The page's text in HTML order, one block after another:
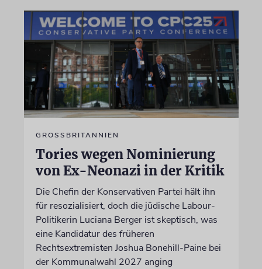
GROSSBRITANNIEN
Tories wegen Nominierung
von Ex-Neonazi in der Kritik
Die Chefin der Konservativen Partei hält ihn
für resozialisiert, doch die jüdische Labour-
Politikerin Luciana Berger ist skeptisch, was
eine Kandidatur des früheren
Rechtsextremisten Joshua Bonehill-Paine bei
der Kommunalwahl 2027 anging